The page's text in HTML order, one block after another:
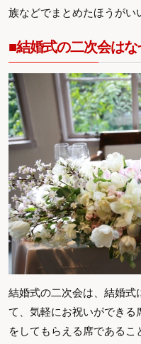
族などでまとめたほうがい
■結婚式の二次会は
結婚式の二次会は、結婚式
て、気軽にお祝いができる
をしてもらえる席である